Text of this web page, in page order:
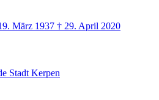
März 1937 † 29. April 2020
Stadt Kerpen